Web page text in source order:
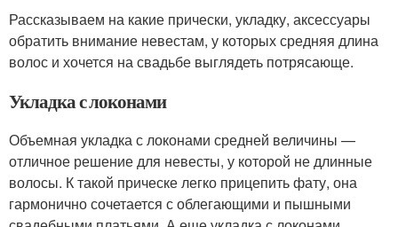
Рассказываем на какие прически, укладку, аксессуары
обратить внимание невестам, у которых средняя длина
волос и хочется на свадьбе выглядеть потрясающе.
Укладка с локонами
Объемная укладка с локонами средней величины —
отличное решение для невесты, у которой не длинные
волосы. К такой прическе легко прицепить фату, она
гармонично сочетается с облегающими и пышными